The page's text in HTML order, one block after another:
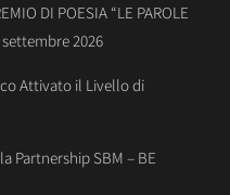
DI POESIA “LE PAROLE
settembre 2026
Attivato il Livello di
Partnership SBM – BE